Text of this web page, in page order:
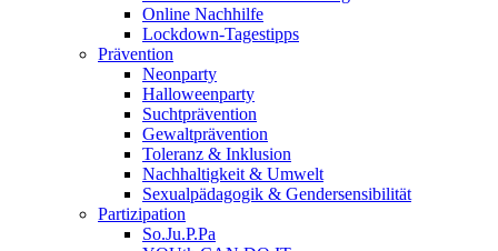
Online Nachhilfe
Lockdown-Tagestipps
Prävention
Neonparty
Halloweenparty
Suchtprävention
Gewaltprävention
Toleranz & Inklusion
Nachhaltigkeit & Umwelt
Sexualpädagogik & Gendersensibilität
Partizipation
So.Ju.P.Pa